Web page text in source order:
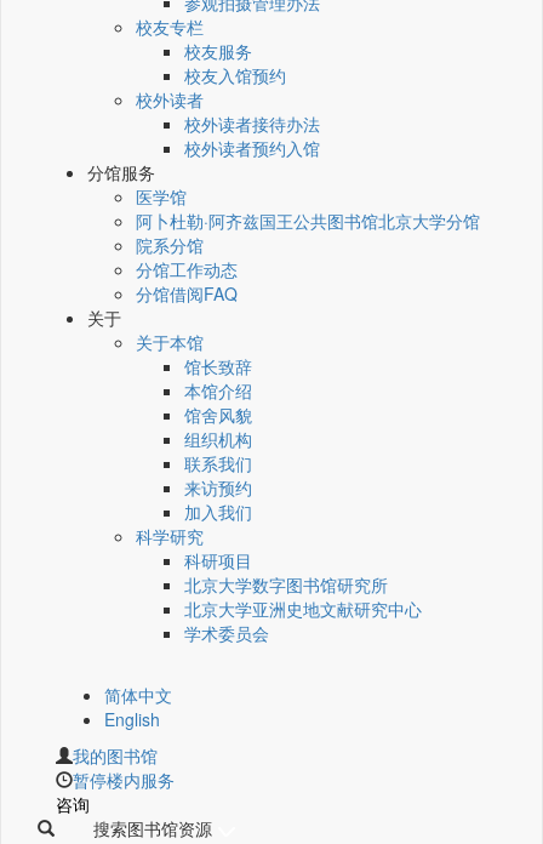
校友专栏
校友服务
校友入馆预约
校外读者
校外读者接待办法
校外读者预约入馆
分馆服务
医学馆
阿卜杜勒·阿齐兹国王公共图书馆北京大学分馆
院系分馆
分馆工作动态
分馆借阅FAQ
关于
关于本馆
馆长致辞
本馆介绍
馆舍风貌
组织机构
联系我们
来访预约
加入我们
科学研究
科研项目
北京大学数字图书馆研究所
北京大学亚洲史地文献研究中心
学术委员会
简体中文
English
我的图书馆
暂停楼内服务
咨询
搜索图书馆资源